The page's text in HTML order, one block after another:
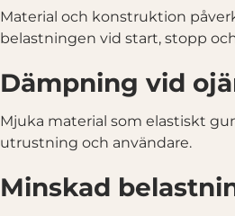
Material och konstruktion
belastningen vid start, stopp
Dämpning vid
Mjuka material som elastiskt
utrustning och användare.
Minskad